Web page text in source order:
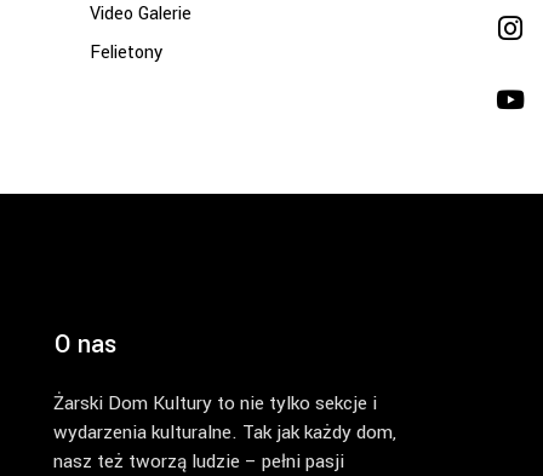
Video Galerie
Felietony
O nas
Żarski Dom Kultury to nie tylko sekcje i
wydarzenia kulturalne. Tak jak każdy dom,
nasz też tworzą ludzie – pełni pasji